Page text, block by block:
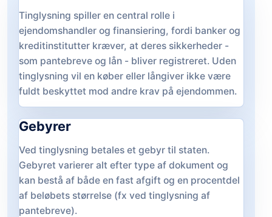
Tinglysning spiller en central rolle i
ejendomshandler og finansiering, fordi banker og
kreditinstitutter kræver, at deres sikkerheder -
som pantebreve og lån - bliver registreret. Uden
tinglysning vil en køber eller långiver ikke være
fuldt beskyttet mod andre krav på ejendommen.
Gebyrer
Ved tinglysning betales et gebyr til staten.
Gebyret varierer alt efter type af dokument og
kan bestå af både en fast afgift og en procentdel
af beløbets størrelse (fx ved tinglysning af
pantebreve).